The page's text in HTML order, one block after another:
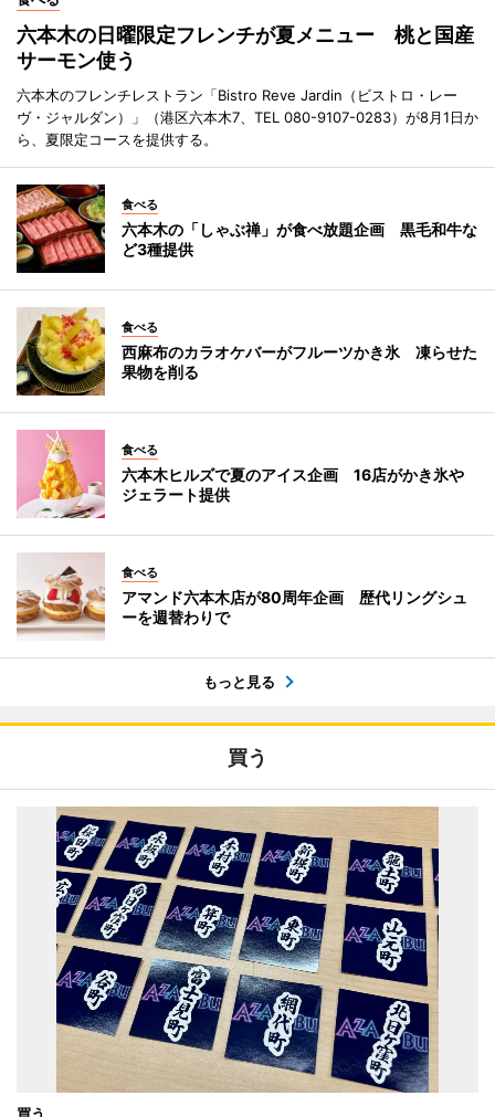
六本木の日曜限定フレンチが夏メニュー 桃と国産
サーモン使う
六本木のフレンチレストラン「Bistro Reve Jardin（ビストロ・レー
ヴ・ジャルダン）」（港区六本木7、TEL 080-9107-0283）が8月1日か
ら、夏限定コースを提供する。
食べる
六本木の「しゃぶ禅」が食べ放題企画 黒毛和牛な
ど3種提供
食べる
西麻布のカラオケバーがフルーツかき氷 凍らせた
果物を削る
食べる
六本木ヒルズで夏のアイス企画 16店がかき氷や
ジェラート提供
食べる
アマンド六本木店が80周年企画 歴代リングシュ
ーを週替わりで
もっと見る
買う